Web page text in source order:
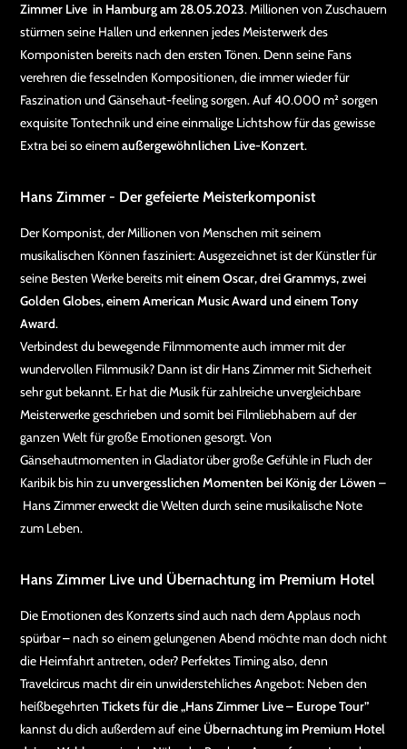
Zimmer Live in Hamburg am 28.05.2023. Millionen von Zuschauern
stürmen seine Hallen und erkennen jedes Meisterwerk des
Komponisten bereits nach den ersten Tönen. Denn seine Fans
verehren die fesselnden Kompositionen, die immer wieder für
Faszination und Gänsehaut-feeling sorgen. Auf 40.000 m² sorgen
exquisite Tontechnik und eine einmalige Lichtshow für das gewisse
Extra bei so einemaußergewöhnlichen Live-Konzert.
Hans Zimmer - Der gefeierte Meisterkomponist
Der Komponist, der Millionen von Menschen mit seinem
musikalischen Können fasziniert: Ausgezeichnet ist der Künstler für
seine Besten Werke bereits miteinem Oscar, drei Grammys, zwei
Golden Globes, einem American Music Award und einem Tony
Award.
Verbindest du bewegende Filmmomente auch immer mit der
wundervollen Filmmusik? Dann ist dir Hans Zimmer mit Sicherheit
sehr gut bekannt. Er hat die Musik für zahlreiche unvergleichbare
Meisterwerke geschrieben und somit bei Filmliebhabern auf der
ganzen Welt für große Emotionen gesorgt. Von
Gänsehautmomenten in Gladiator über große Gefühle in Fluch der
Karibik bis hin zuunvergesslichen Momenten bei König der Löwen –
Hans Zimmer erweckt die Welten durch seine musikalische Note
zum Leben.
Hans Zimmer Live und Übernachtung im Premium Hotel
Die Emotionen des Konzerts sind auch nach dem Applaus noch
spürbar – nach so einem gelungenen Abend möchte man doch nicht
die Heimfahrt antreten, oder? Perfektes Timing also, denn
Travelcircus macht dir ein unwiderstehliches Angebot: Neben den
heißbegehrten Tickets für die „Hans Zimmer Live – Europe Tour”
kannst du dich außerdem auf eine Übernachtung im Premium Hotel